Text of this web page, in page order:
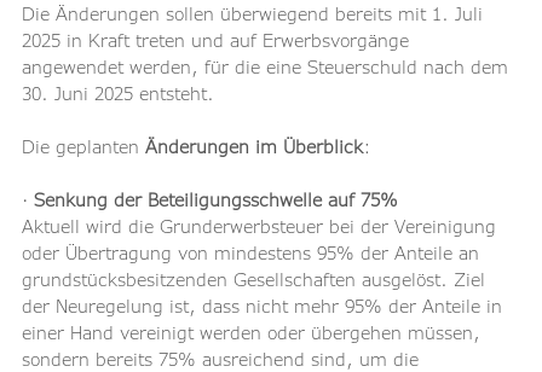
Die Änderungen sollen überwiegend bereits mit 1. Juli
2025 in Kraft treten und auf Erwerbsvorgänge
angewendet werden, für die eine Steuerschuld nach dem
30. Juni 2025 entsteht.
Die geplanten Änderungen im Überblick:
· Senkung der Beteiligungsschwelle auf 75%
Aktuell wird die Grunderwerbsteuer bei der Vereinigung
oder Übertragung von mindestens 95% der Anteile an
grundstücksbesitzenden Gesellschaften ausgelöst. Ziel
der Neuregelung ist, dass nicht mehr 95% der Anteile in
einer Hand vereinigt werden oder übergehen müssen,
sondern bereits 75% ausreichend sind, um die